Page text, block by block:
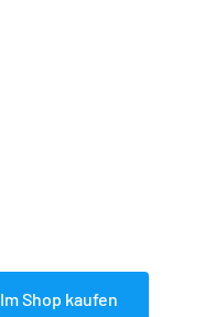
Im Shop kaufen